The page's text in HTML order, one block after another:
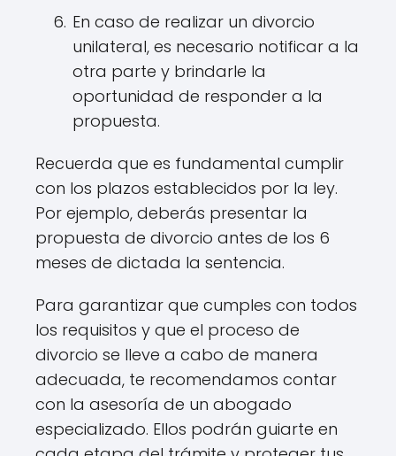
En caso de realizar un divorcio
unilateral, es necesario notificar a la
otra parte y brindarle la
oportunidad de responder a la
propuesta.
Recuerda que es fundamental cumplir
con los plazos establecidos por la ley.
Por ejemplo, deberás presentar la
propuesta de divorcio antes de los 6
meses de dictada la sentencia.
Para garantizar que cumples con todos
los requisitos y que el proceso de
divorcio se lleve a cabo de manera
adecuada, te recomendamos contar
con la asesoría de un abogado
especializado. Ellos podrán guiarte en